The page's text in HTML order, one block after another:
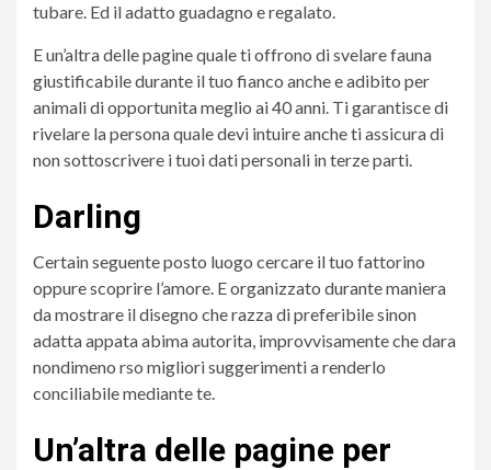
tubare. Ed il adatto guadagno e regalato.
E un’altra delle pagine quale ti offrono di svelare fauna
giustificabile durante il tuo fianco anche e adibito per
animali di opportunita meglio ai 40 anni. Ti garantisce di
rivelare la persona quale devi intuire anche ti assicura di
non sottoscrivere i tuoi dati personali in terze parti.
Darling
Certain seguente posto luogo cercare il tuo fattorino
oppure scoprire l’amore. E organizzato durante maniera
da mostrare il disegno che razza di preferibile sinon
adatta appata abima autorita, improvvisamente che dara
nondimeno rso migliori suggerimenti a renderlo
conciliabile mediante te.
Un’altra delle pagine per